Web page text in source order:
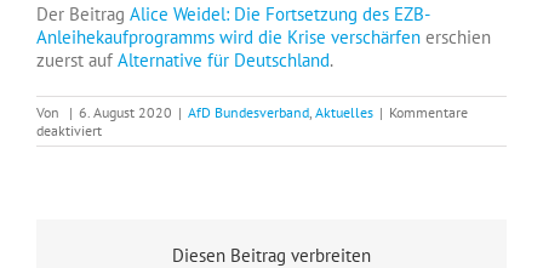
Der Beitrag Alice Weidel: Die Fortsetzung des EZB-
Anleihekaufprogramms wird die Krise verschärfen erschien
zuerst auf Alternative für Deutschland.
Von | 6. August 2020 | AfD Bundesverband Aktuelles | Kommentare
deaktiviertfür
Alice
Anleihekaufprogramms
Diesen Beitrag verbreiten